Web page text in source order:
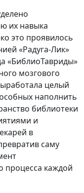
их навыка
это проявилось
«Радуга-Лик»
«БиблиоТавриды»
мозгового
целый
наполнить
библиотеки
и
в
саму
процесса каждой